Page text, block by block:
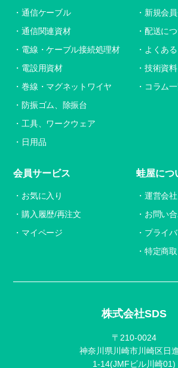
株式会社SDS
〒210-0024
神奈川県川崎市川崎区日
1-14(JMFビル川崎01)
通信ケーブル
通信関連資材
電線・ケーブル接続処理材
電設用資材
巻線・マグネットワイヤ
防振ゴム、除振台
工具、ワークウェア
日用品
新規会
配送に
よくあ
技術資料
コラム
会員サービス
お気に入り
購入履歴/再注文
マイページ
蛙屋につ
運営会社
お問い
プライ
特定商